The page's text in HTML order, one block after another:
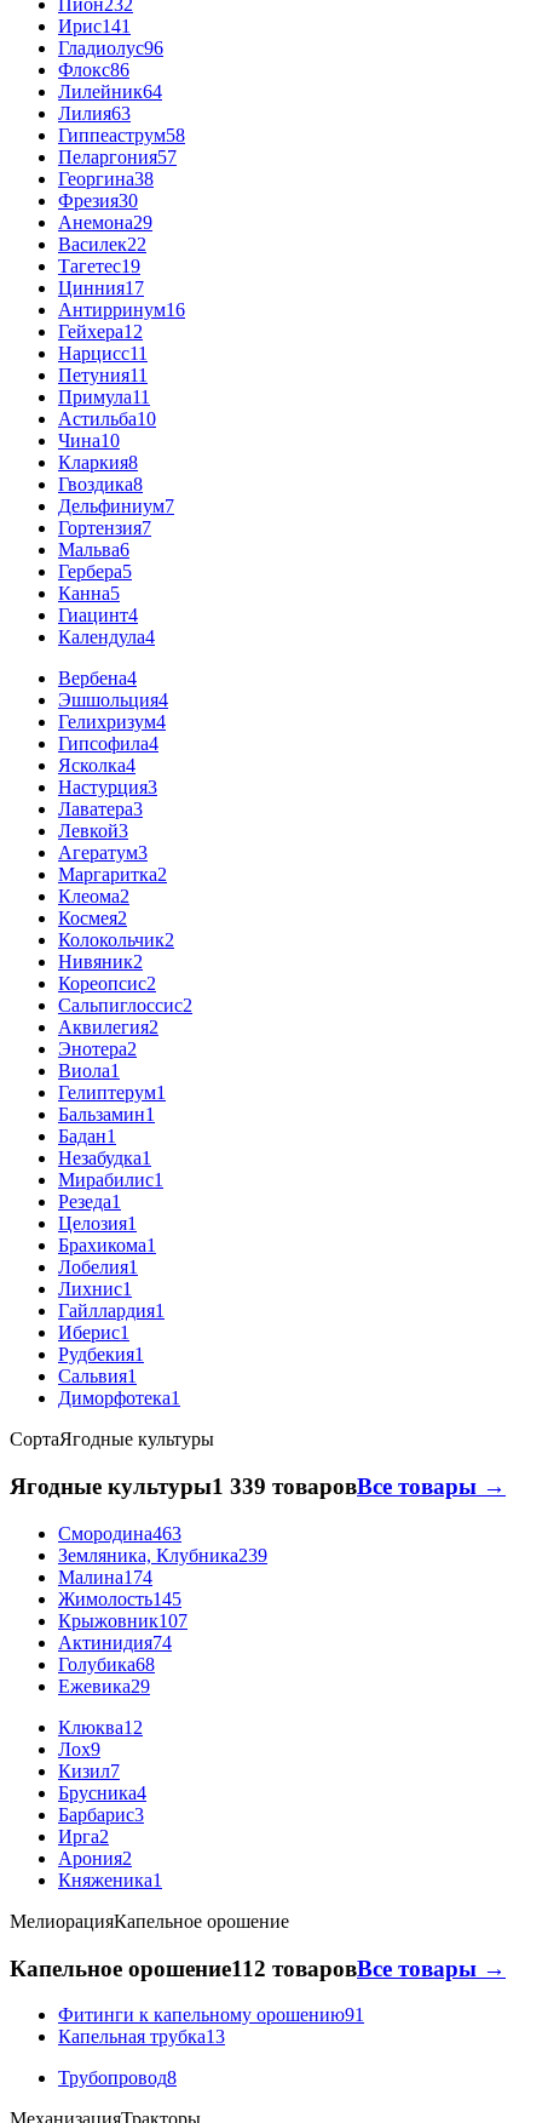
Пион232
Ирис141
Гладиолус96
Флокс86
Лилейник64
Лилия63
Гиппеаструм58
Пеларгония57
Георгина38
Фрезия30
Анемона29
Василек22
Тагетес19
Цинния17
Антирринум16
Гейхера12
Нарцисс11
Петуния11
Примула11
Астильба10
Чина10
Кларкия8
Гвоздика8
Дельфиниум7
Гортензия7
Мальва6
Гербера5
Канна5
Гиацинт4
Календула4
Вербена4
Эшшольция4
Гелихризум4
Гипсофила4
Ясколка4
Настурция3
Лаватера3
Левкой3
Агератум3
Маргаритка2
Клеома2
Космея2
Колокольчик2
Нивяник2
Кореопсис2
Сальпиглоссис2
Аквилегия2
Энотера2
Виола1
Гелиптерум1
Бальзамин1
Бадан1
Незабудка1
Мирабилис1
Резеда1
Целозия1
Брахикома1
Лобелия1
Лихнис1
Гайллардия1
Иберис1
Рудбекия1
Сальвия1
Диморфотека1
СортаЯгодные культуры
Ягодные культуры1 339 товаровВсе товары →
Смородина463
Земляника, Клубника239
Малина174
Жимолость145
Крыжовник107
Актинидия74
Голубика68
Ежевика29
Клюква12
Лох9
Кизил7
Брусника4
Барбарис3
Ирга2
Арония2
Княженика1
МелиорацияКапельное орошение
Капельное орошение112 товаровВсе товары →
Фитинги к капельному орошению91
Капельная трубка13
Трубопровод8